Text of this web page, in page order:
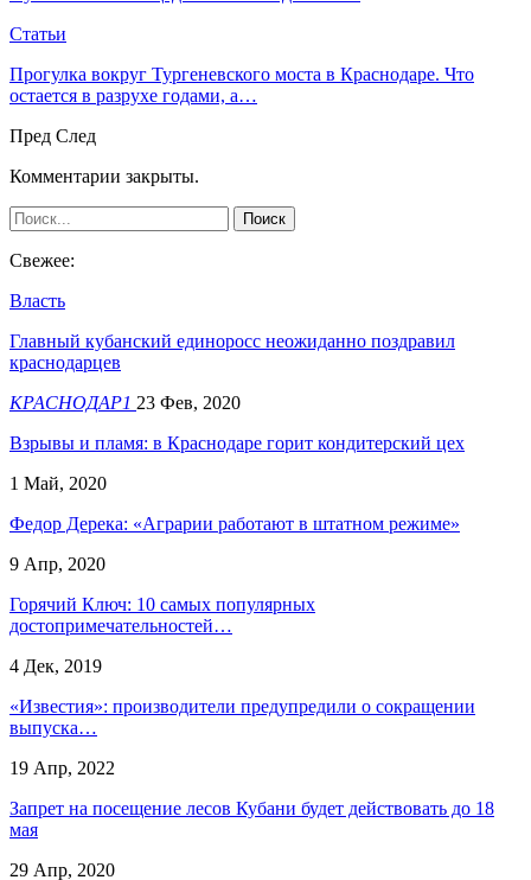
Статьи
Прогулка вокруг Тургеневского моста в Краснодаре. Что
остается в разрухе годами, а…
Пред След
Комментарии закрыты.
Свежее:
Власть
Главный кубанский единоросс неожиданно поздравил
краснодарцев
КРАСНОДАР1 23 Фев, 2020
Взрывы и пламя: в Краснодаре горит кондитерский цех
1 Май, 2020
Федор Дерека: «Аграрии работают в штатном режиме»
9 Апр, 2020
Горячий Ключ: 10 самых популярных
достопримечательностей…
4 Дек, 2019
«Известия»: производители предупредили о сокращении
выпуска…
19 Апр, 2022
Запрет на посещение лесов Кубани будет действовать до 18
мая
29 Апр, 2020